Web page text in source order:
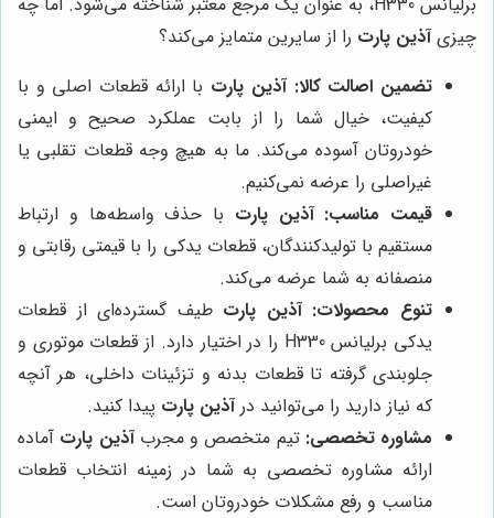
چیزیآذین پارت را از سایرین متمایز می‌کند؟
تضمین اصالت کالا: آذین پارت با ارائه قطعات اصلی و با
کیفیت، خیال شما را از بابت عملکرد صحیح و ایمنی
خودروتان آسوده می‌کند. ما به هیچ وجه قطعات تقلبی یا
غیراصلی را عرضه نمی‌کنیم.
قیمت مناسب: آذین پارت با حذف واسطه‌ها و ارتباط
مستقیم با تولیدکنندگان، قطعات یدکی را با قیمتی رقابتی و
منصفانه به شما عرضه می‌کند.
تنوع محصولات: آذین پارت طیف گسترده‌ای از قطعات
یدکی برلیانس H330 را در اختیار دارد. از قطعات موتوری و
جلوبندی گرفته تا قطعات بدنه و تزئینات داخلی، هر آنچه
که نیاز دارید را می‌توانید درآذین پارت پیدا کنید.
مشاوره تخصصی: تیم متخصص و مجربآذین پارت آماده
ارائه مشاوره تخصصی به شما در زمینه انتخاب قطعات
مناسب و رفع مشکلات خودروتان است.